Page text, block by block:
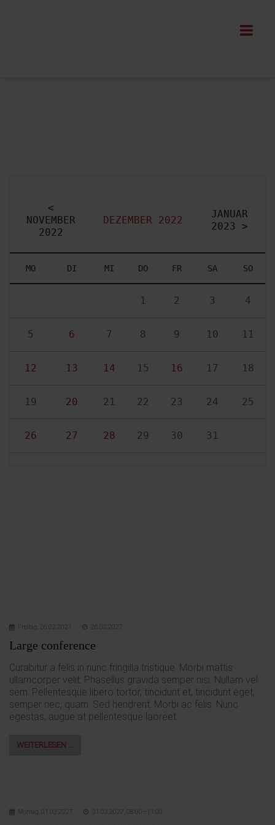
<
NOVEMBER
2022
DEZEMBER 2022
JANUAR
2023 >
MO DI MI DO FR SA SO
1 2 3 4
5 6 7 8 9 10 11
12 13 14 15 16 17 18
19 20 21 22 23 24 25
26 27 28 29 30 31
Freitag, 26.02.2027 26.02.2027
Large conference
Curabitur a felis in nunc fringilla tristique. Morbi mattis
ullamcorper velit. Phasellus gravida semper nisi. Nullam vel
sem. Pellentesque libero tortor, tincidunt et, tincidunt eget,
semper nec, quam. Sed hendrerit. Morbi ac felis. Nunc
egestas, augue at pellentesque laoreet.
WEITERLESEN …
Montag, 01.03.2027 01.03.2027, 08:00–11:00